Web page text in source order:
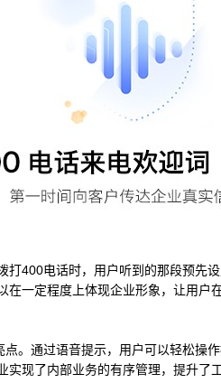
打400电话时，用户听到的那段预先
在一定程度上体现企业形象，让用户
点。通过语音提示，用户可以轻松操
现了内部业务的有序管理，提升了工